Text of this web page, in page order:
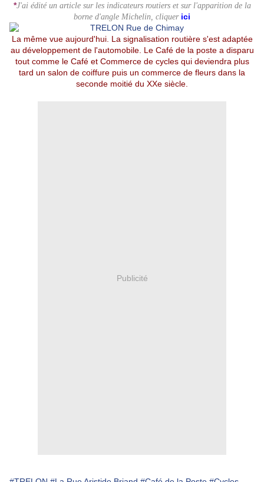
*J'ai édité un article sur les indicateurs routiers et sur l'apparition de la
borne d'angle Michelin, cliquer ici
La même vue aujourd'hui. La signalisation routière s'est adaptée
au développement de l'automobile. Le Café de la poste a disparu
tout comme le Café et Commerce de cycles qui deviendra plus
tard un salon de coiffure puis un commerce de fleurs dans la
seconde moitié du XXe siècle.
Publicité